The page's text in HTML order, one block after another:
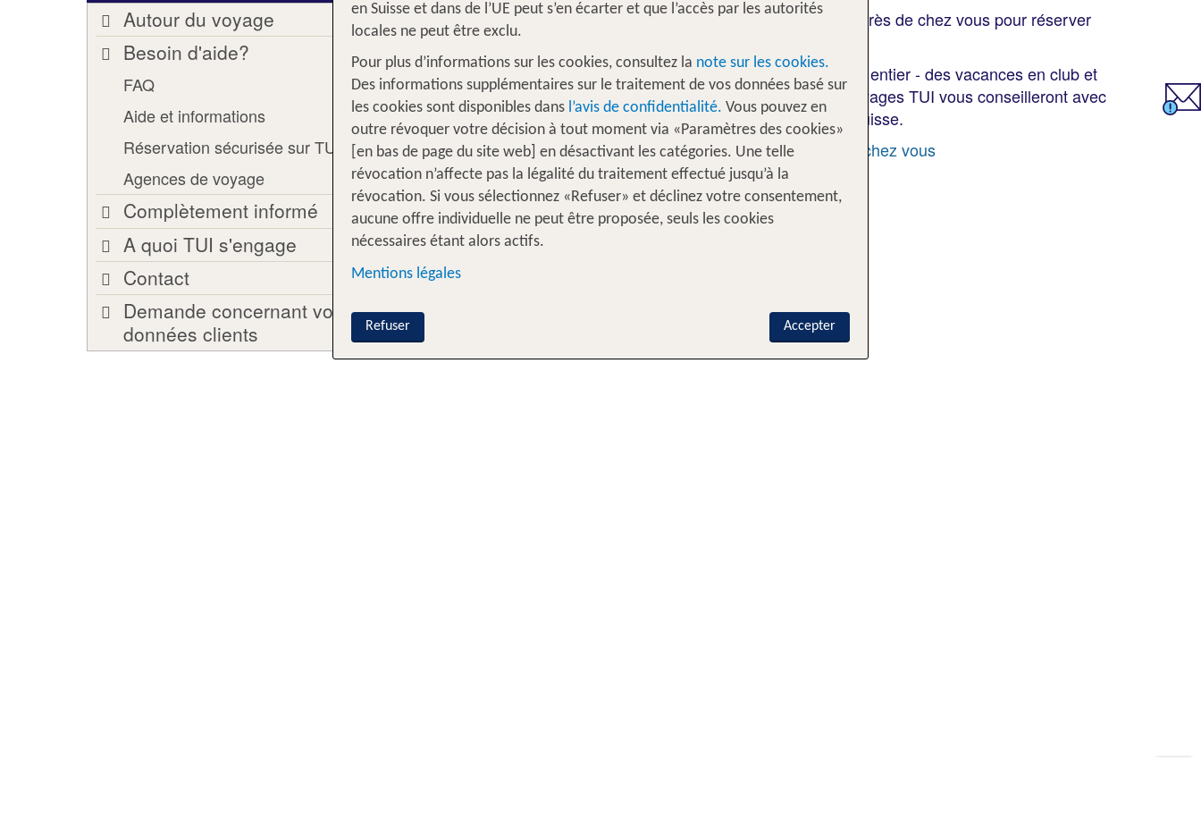
Autour du voyage
Besoin d'aide?
FAQ
Aide et informations
Réservation sécurisée sur TUI.ch
Agences de voyage
Complètement informé
A quoi TUI s'engage
Contact
Demande concernant vos
données clients
Souhaitez-vous vous rendre dans une agence de voyage près de chez vous pour réserver
votre voyage TUI?
Un large éventail d'offres et de destinations dans le monde entier - des vacances en club et
des croisières aux voyages individuels. Nos experts en voyages TUI vous conseilleront avec
compétence dans plus de 50 agences TUI dans toute la Suisse.
Vous trouverez ici l'agence de voyage la plus proche de chez vous
en Suisse et dans de l’UE peut s’en écarter et que l’accès par les autorités
locales ne peut être exclu.
Pour plus d’informations sur les cookies, consultez la note sur les cookies.
Des informations supplémentaires sur le traitement de vos données basé sur
les cookies sont disponibles dans l’avis de confidentialité. Vous pouvez en
outre révoquer votre décision à tout moment via «Paramètres des cookies»
[en bas de page du site web] en désactivant les catégories. Une telle
révocation n’affecte pas la légalité du traitement effectué jusqu’à la
révocation. Si vous sélectionnez «Refuser» et déclinez votre consentement,
aucune offre individuelle ne peut être proposée, seuls les cookies
nécessaires étant alors actifs.
Mentions légales
Accepter
Refuser